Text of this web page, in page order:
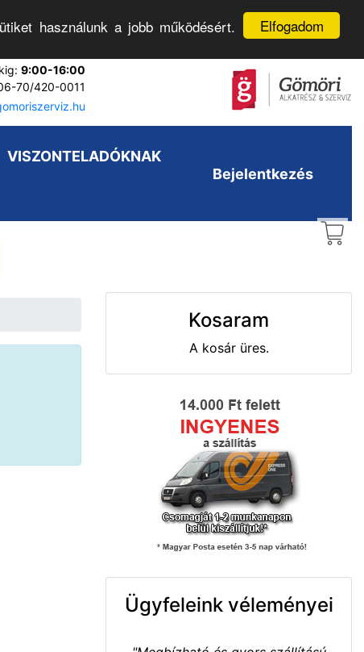
Elfogadom
használunk a jobb működésért.
9:00-16:00
70/420-0011
VISZONTELADÓKNAK
Bejelentkezés
Kosaram
A kosár üres.
Ügyfeleink véleményei